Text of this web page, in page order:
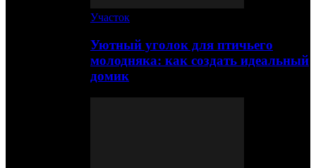
Участок
Уютный уголок для птичьего
молодняка: как создать идеальный
домик